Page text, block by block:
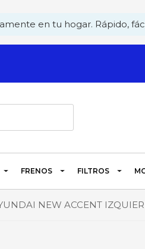
en tu hogar. Rápido,
FRENOS FILTROS
NEW ACCENT